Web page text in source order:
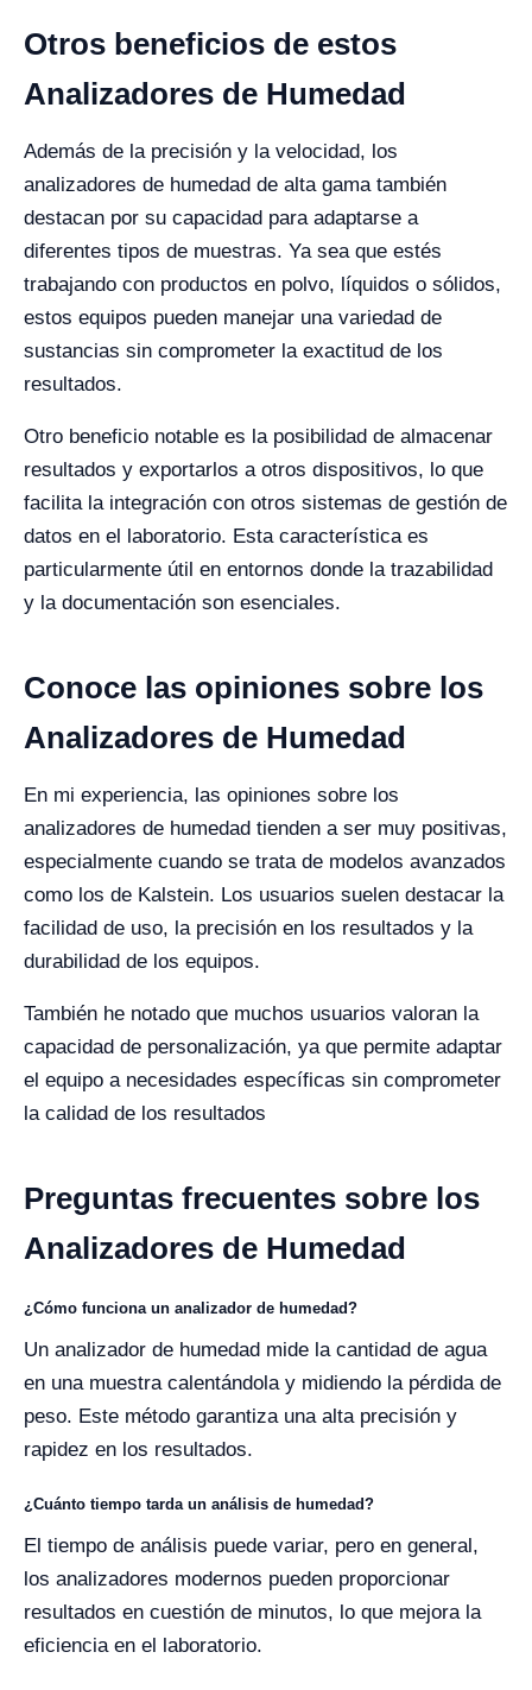
Otros beneficios de estos
Analizadores de Humedad
Además de la precisión y la velocidad, los
analizadores de humedad de alta gama también
destacan por su capacidad para adaptarse a
diferentes tipos de muestras. Ya sea que estés
trabajando con productos en polvo, líquidos o sólidos,
estos equipos pueden manejar una variedad de
sustancias sin comprometer la exactitud de los
resultados.
Otro beneficio notable es la posibilidad de almacenar
resultados y exportarlos a otros dispositivos, lo que
facilita la integración con otros sistemas de gestión de
datos en el laboratorio. Esta característica es
particularmente útil en entornos donde la trazabilidad
y la documentación son esenciales.
Conoce las opiniones sobre los
Analizadores de Humedad
En mi experiencia, las opiniones sobre los
analizadores de humedad tienden a ser muy positivas,
especialmente cuando se trata de modelos avanzados
como los de Kalstein. Los usuarios suelen destacar la
facilidad de uso, la precisión en los resultados y la
durabilidad de los equipos.
También he notado que muchos usuarios valoran la
capacidad de personalización, ya que permite adaptar
el equipo a necesidades específicas sin comprometer
la calidad de los resultados
Preguntas frecuentes sobre los
Analizadores de Humedad
¿Cómo funciona un analizador de humedad?
Un analizador de humedad mide la cantidad de agua
en una muestra calentándola y midiendo la pérdida de
peso. Este método garantiza una alta precisión y
rapidez en los resultados.
¿Cuánto tiempo tarda un análisis de humedad?
El tiempo de análisis puede variar, pero en general,
los analizadores modernos pueden proporcionar
resultados en cuestión de minutos, lo que mejora la
eficiencia en el laboratorio.